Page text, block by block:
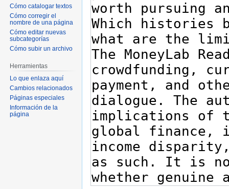
Cómo catalogar textos
Cómo corregir el
nombre de una página
Cómo editar nuevas
subcategorías
Cómo subir un archivo
Herramientas
Lo que enlaza aquí
Cambios relacionados
Páginas especiales
Información de la
página